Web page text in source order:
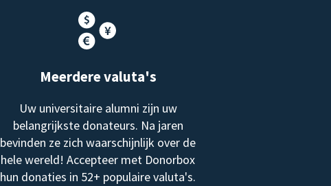
Meerdere valuta's
Uw universitaire alumni zijn uw
belangrijkste donateurs. Na jaren
bevinden ze zich waarschijnlijk over de
hele wereld! Accepteer met Donorbox
hun donaties in 52+ populaire valuta's.